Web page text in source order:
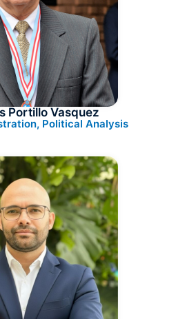
Portillo Vasquez
Political Analysis